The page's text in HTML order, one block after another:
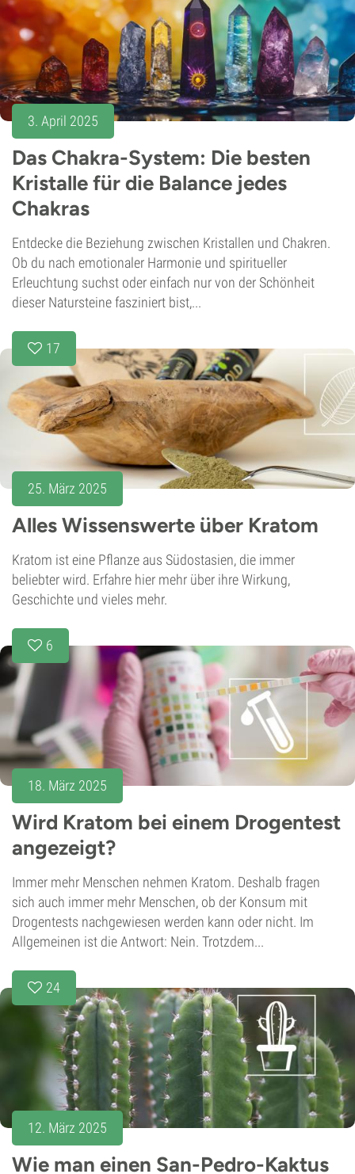
3. April 2025
Das Chakra-System: Die besten
Kristalle für die Balance jedes
Chakras
Entdecke die Beziehung zwischen Kristallen und Chakren.
Ob du nach emotionaler Harmonie und spiritueller
Erleuchtung suchst oder einfach nur von der Schönheit
dieser Natursteine fasziniert bist,...
17
25. März 2025
Alles Wissenswerte über Kratom
Kratom ist eine Pflanze aus Südostasien, die immer
beliebter wird. Erfahre hier mehr über ihre Wirkung,
Geschichte und vieles mehr.
6
18. März 2025
Wird Kratom bei einem Drogentest
angezeigt?
Immer mehr Menschen nehmen Kratom. Deshalb fragen
sich auch immer mehr Menschen, ob der Konsum mit
Drogentests nachgewiesen werden kann oder nicht. Im
Allgemeinen ist die Antwort: Nein. Trotzdem...
24
12. März 2025
Wie man einen San-Pedro-Kaktus